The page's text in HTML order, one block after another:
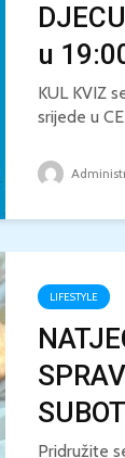
u
KUL KVIZ
srijede u
LIFESTYLE
Pridružite